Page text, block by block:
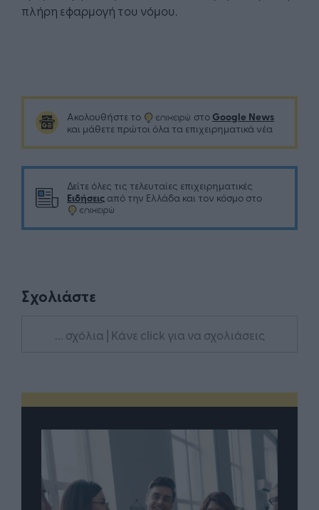
πλήρη εφαρμογή του νόμου.
Ακολουθήστε το στο Google News
και μάθετε πρώτοι όλα τα επιχειρηματικά νέα
Δείτε όλες τις τελευταίες επιχειρηματικές
Ειδήσεις από την Ελλάδα και τον κόσμο στο
Σχολιάστε
... σχόλια | Κάνε click για να σχολιάσεις